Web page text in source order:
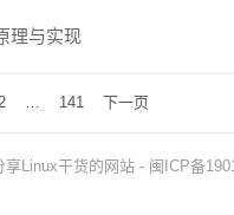
理与实现
… 141 下一页
享Linux干货的网站 - 闽ICP备